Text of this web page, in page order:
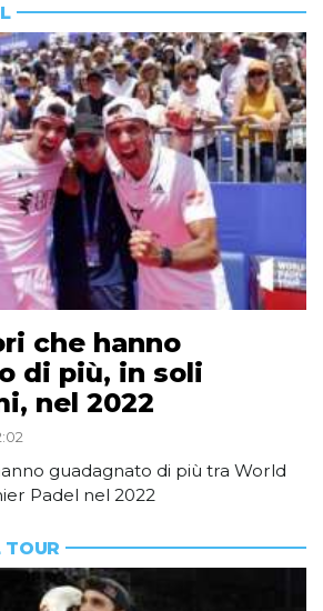
che hanno
di più, in soli
nel 2022
guadagnato di più tra World
Padel nel 2022